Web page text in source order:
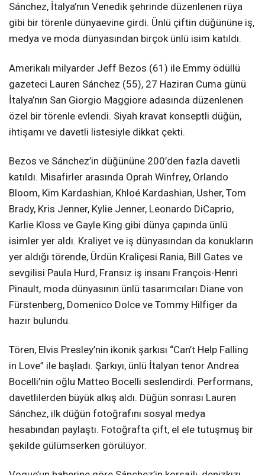
Sánchez, İtalya’nın Venedik şehrinde düzenlenen rüya
gibi bir törenle dünyaevine girdi. Ünlü çiftin düğününe iş,
medya ve moda dünyasından birçok ünlü isim katıldı.
Amerikalı milyarder Jeff Bezos (61) ile Emmy ödüllü
gazeteci Lauren Sánchez (55), 27 Haziran Cuma günü
İtalya’nın San Giorgio Maggiore adasında düzenlenen
özel bir törenle evlendi. Siyah kravat konseptli düğün,
ihtişamı ve davetli listesiyle dikkat çekti.
Bezos ve Sánchez’in düğününe 200’den fazla davetli
katıldı. Misafirler arasında Oprah Winfrey, Orlando
Bloom, Kim Kardashian, Khloé Kardashian, Usher, Tom
Brady, Kris Jenner, Kylie Jenner, Leonardo DiCaprio,
Karlie Kloss ve Gayle King gibi dünya çapında ünlü
isimler yer aldı. Kraliyet ve iş dünyasından da konukların
yer aldığı törende, Ürdün Kraliçesi Rania, Bill Gates ve
sevgilisi Paula Hurd, Fransız iş insanı François-Henri
Pinault, moda dünyasının ünlü tasarımcıları Diane von
Fürstenberg, Domenico Dolce ve Tommy Hilfiger da
hazır bulundu.
Tören, Elvis Presley’nin ikonik şarkısı “Can’t Help Falling
in Love” ile başladı. Şarkıyı, ünlü İtalyan tenor Andrea
Bocelli’nin oğlu Matteo Bocelli seslendirdi. Performans,
davetlilerden büyük alkış aldı. Düğün sonrası Lauren
Sánchez, ilk düğün fotoğrafını sosyal medya
hesabından paylaştı. Fotoğrafta çift, el ele tutuşmuş bir
şekilde gülümserken görülüyor.